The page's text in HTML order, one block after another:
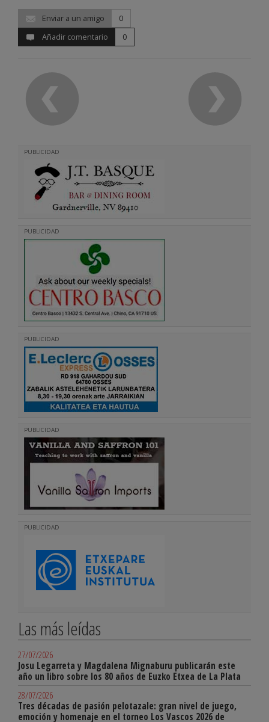
Enviar a un amigo
0
Añadir comentario
0
PUBLICIDAD
PUBLICIDAD
PUBLICIDAD
PUBLICIDAD
PUBLICIDAD
Las más leídas
27/07/2026
Josu Legarreta y Magdalena Mignaburu publicarán este
año un libro sobre los 80 años de Euzko Etxea de La Plata
28/07/2026
Tres décadas de pasión pelotazale: gran nivel de juego,
emoción y homenaje en el torneo Los Vascos 2026 de